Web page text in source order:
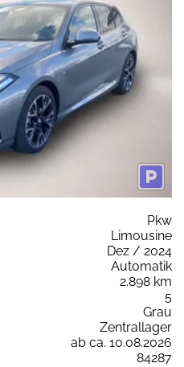
Pkw
Limousine
Dez / 2024
Automatik
2.898 km
5
Grau
Zentrallager
ab ca. 10.08.2026
84287